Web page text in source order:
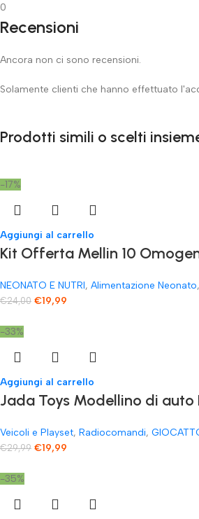
0
Recensioni
Ancora non ci sono recensioni.
Solamente clienti che hanno effettuato
Prodotti simili o scelti
-17%
Aggiungi al carrello
Kit Offerta Mellin 10
NEONATO E NUTRI, Alimentazione Neonato,
€24,00 €19,99
-33%
Aggiungi al carrello
Jada Toys Modellino di auto
Veicoli e Playset, Radiocomandi,
€29,99 €19,99
-35%